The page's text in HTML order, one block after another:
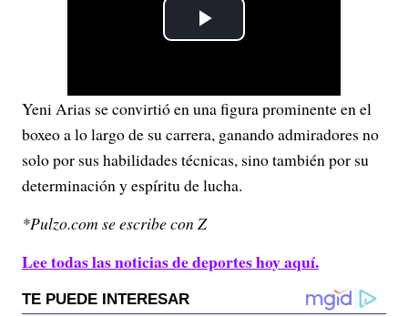
P
a
y
Yeni Arias se convirtió en una figura prominente en el
boxeo a lo largo de su carrera, ganando admiradores no
solo por sus habilidades técnicas, sino también por su
determinación y espíritu de lucha.
*Pulzo.com se escribe con Z
Lee todas las noticias de deportes hoy aquí.